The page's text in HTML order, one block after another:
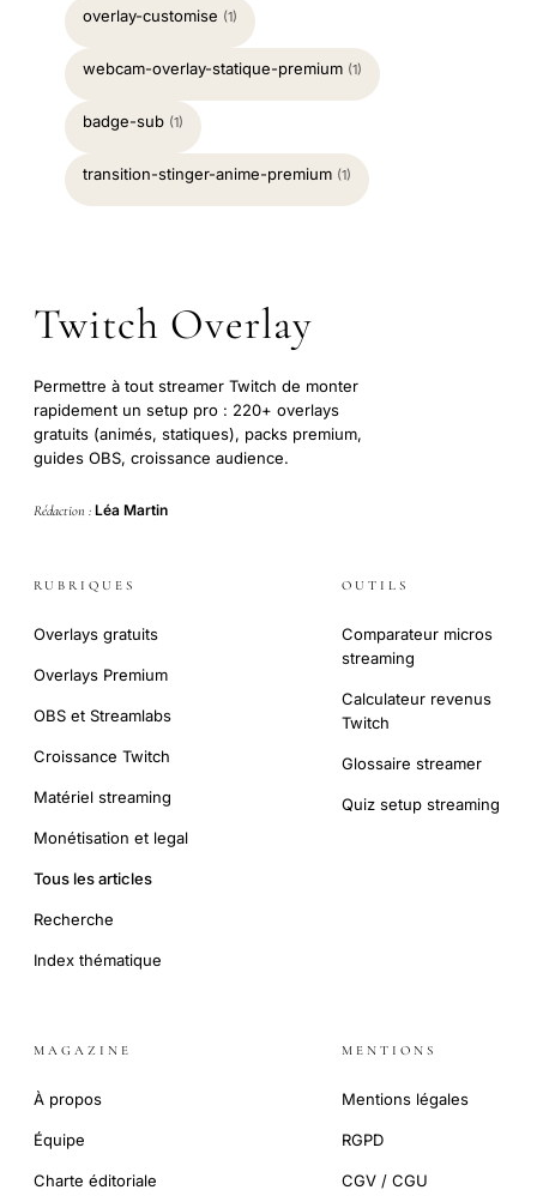
overlay-customise (1)
webcam-overlay-statique-premium (1)
badge-sub (1)
transition-stinger-anime-premium (1)
Twitch Overlay
Permettre à tout streamer Twitch de monter
rapidement un setup pro : 220+ overlays
gratuits (animés, statiques), packs premium,
guides OBS, croissance audience.
Rédaction : Léa Martin
RUBRIQUES
Overlays gratuits
Overlays Premium
OBS et Streamlabs
Croissance Twitch
Matériel streaming
Monétisation et legal
Tous les articles
Recherche
Index thématique
OUTILS
Comparateur micros
streaming
Calculateur revenus
Twitch
Glossaire streamer
Quiz setup streaming
MAGAZINE
À propos
Équipe
Charte éditoriale
MENTIONS
Mentions légales
RGPD
CGV / CGU